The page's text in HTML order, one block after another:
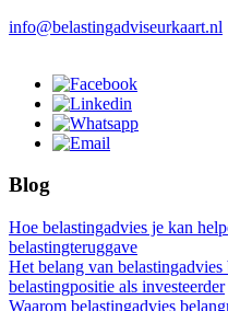
info@belastingadviseurkaart.nl
Blog
Hoe belastingadvies je kan
belastingteruggave
Het belang van
belastingpositie als investeerder
Waarom belastingadvies